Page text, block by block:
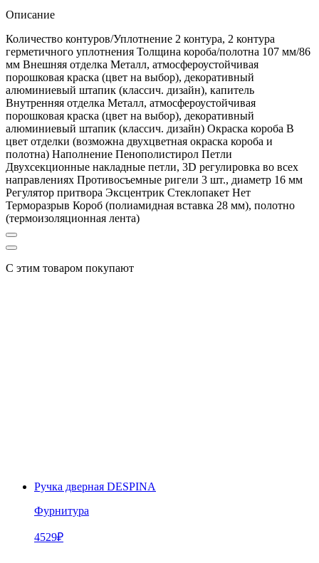
Описание
Количество контуров/Уплотнение 2 контура, 2 контура
герметичного уплотнения Толщина короба/полотна 107 мм/86
мм Внешняя отделка Металл, атмосфероустойчивая
порошковая краска (цвет на выбор), декоративный
алюминиевый штапик (классич. дизайн), капитель
Внутренняя отделка Металл, атмосфероустойчивая
порошковая краска (цвет на выбор), декоративный
алюминиевый штапик (классич. дизайн) Окраска короба В
цвет отделки (возможна двухцветная окраска короба и
полотна) Наполнение Пенополистирол Петли
Двухсекционные накладные петли, 3D регулировка во всех
направлениях Противосъемные ригели 3 шт., диаметр 16 мм
Регулятор притвора Эксцентрик Стеклопакет Нет
Терморазрыв Короб (полиамидная вставка 28 мм), полотно
(термоизоляционная лента)
С этим товаром покупают
Ручка дверная DESPINA
Фурнитура
4529₽